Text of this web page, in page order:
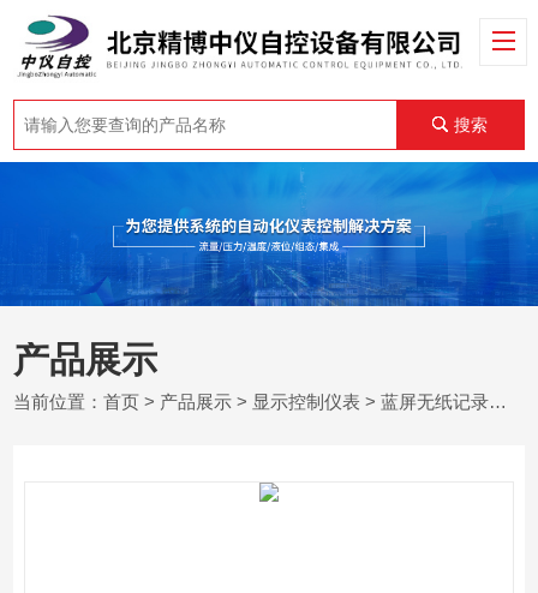
搜索
产品展示
当前位置：首页 > 产品展示 > 显示控制仪表 >蓝屏无纸记录仪说明书